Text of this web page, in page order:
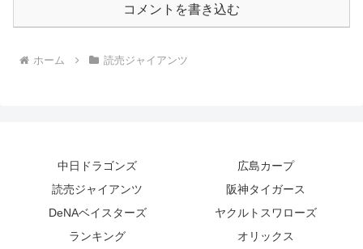
コメントを書き込む
ホーム 読売ジャイアンツ
中日ドラゴンズ
広島カープ
読売ジャイアンツ
阪神タイガース
DeNAベイスターズ
ヤクルトスワローズ
ランキング
オリックス